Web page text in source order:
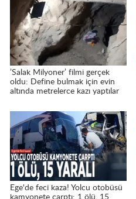
’Salak Milyoner’ filmi gerçek
oldu: Define bulmak için evin
altında metrelerce kazı yaptılar
Ege'de feci kaza! Yolcu otobüsü
kamyonete çarptı: 1 ölü, 15